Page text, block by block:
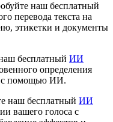
наш бесплатный
перевода текста на
этикетки и документы
бесплатный ИИ
определения
с помощью ИИ.
наш бесплатный ИИ
вашего голоса с